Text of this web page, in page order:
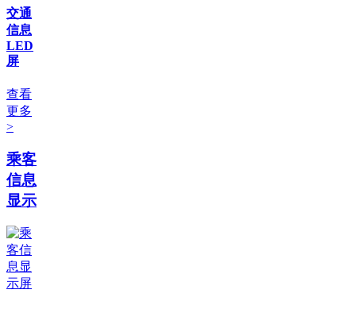
交通
信息
LED
屏
查看
更多
>
乘客
信息
显示